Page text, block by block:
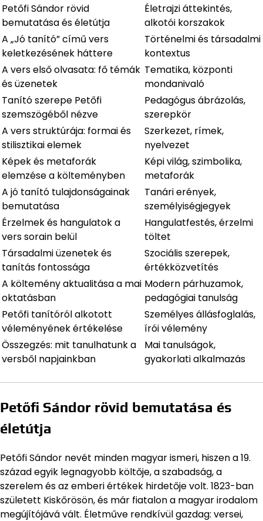
Petőfi Sándor rövid
bemutatása és életútja
Életrajzi áttekintés,
alkotói korszakok
A „Jó tanító” című vers
keletkezésének háttere
Történelmi és társadalmi
kontextus
A vers első olvasata: fő témák
és üzenetek
Tematika, központi
mondanivaló
Tanító szerepe Petőfi
szemszögéből nézve
Pedagógus ábrázolás,
szerepkör
A vers struktúrája: formai és
stilisztikai elemek
Szerkezet, rímek,
nyelvezet
Képek és metaforák
elemzése a költeményben
Képi világ, szimbolika,
metaforák
A jó tanító tulajdonságainak
bemutatása
Tanári erények,
személyiségjegyek
Érzelmek és hangulatok a
vers sorain belül
Hangulatfestés, érzelmi
töltet
Társadalmi üzenetek és
tanítás fontossága
Szociális szerepek,
értékközvetítés
A költemény aktualitása a mai
oktatásban
Modern párhuzamok,
pedagógiai tanulság
Petőfi tanítóról alkotott
véleményének értékelése
Személyes állásfoglalás,
írói vélemény
Összegzés: mit tanulhatunk a
versből napjainkban
Mai tanulságok,
gyakorlati alkalmazás
Petőfi Sándor rövid bemutatása és
életútja
Petőfi Sándor nevét minden magyar ismeri, hiszen a 19.
század egyik legnagyobb költője, a szabadság, a
szerelem és az emberi értékek hirdetője volt. 1823-ban
született Kiskőrösön, és már fiatalon a magyar irodalom
megújítójává vált. Életműve rendkívül gazdag: versei,